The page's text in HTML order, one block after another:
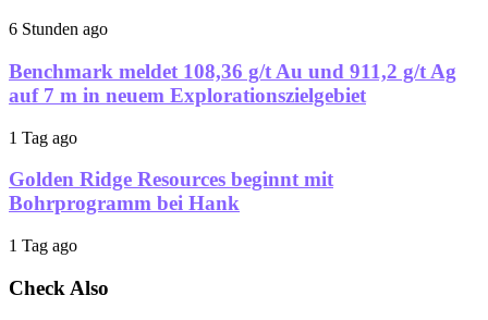
6 Stunden ago
Benchmark meldet 108,36 g/t Au und 911,2 g/t Ag
auf 7 m in neuem Explorationszielgebiet
1 Tag ago
Golden Ridge Resources beginnt mit
Bohrprogramm bei Hank
1 Tag ago
Check Also